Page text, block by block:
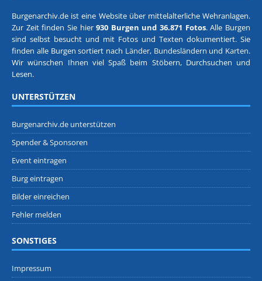
Burgenarchiv.de ist eine Website über mittelalterliche Wehranlagen.
Zur Zeit finden Sie hier930 Burgen und 36.871 Fotos. Alle Burgen
sind selbst besucht und mit Fotos und Texten dokumentiert. Sie
finden alle Burgen sortiert nach Länder, Bundesländern und Karten.
Wir wünschen Ihnen viel Spaß beim Stöbern, Durchsuchen und
Lesen.
UNTERSTÜTZEN
Burgenarchiv.de unterstützen
Spender & Sponsoren
Event eintragen
Burg eintragen
Bilder einreichen
Fehler melden
SONSTIGES
Impressum